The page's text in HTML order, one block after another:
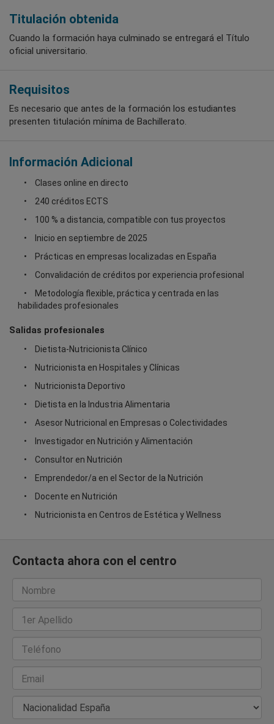
Titulación obtenida
Cuando la formación haya culminado se entregará el Título
oficial universitario.
Requisitos
Es necesario que antes de la formación los estudiantes
presenten titulación mínima de Bachillerato.
Información Adicional
Clases online en directo
240 créditos ECTS
100 % a distancia, compatible con tus proyectos
Inicio en septiembre de 2025
Prácticas en empresas localizadas en España
Convalidación de créditos por experiencia profesional
Metodología flexible, práctica y centrada en las
habilidades profesionales
Salidas profesionales
Dietista-Nutricionista Clínico
Nutricionista en Hospitales y Clínicas
Nutricionista Deportivo
Dietista en la Industria Alimentaria
Asesor Nutricional en Empresas o Colectividades
Investigador en Nutrición y Alimentación
Consultor en Nutrición
Emprendedor/a en el Sector de la Nutrición
Docente en Nutrición
Nutricionista en Centros de Estética y Wellness
Contacta ahora con el centro
Nombre
1er Apellido
Teléfono
Email
Nacionalidad